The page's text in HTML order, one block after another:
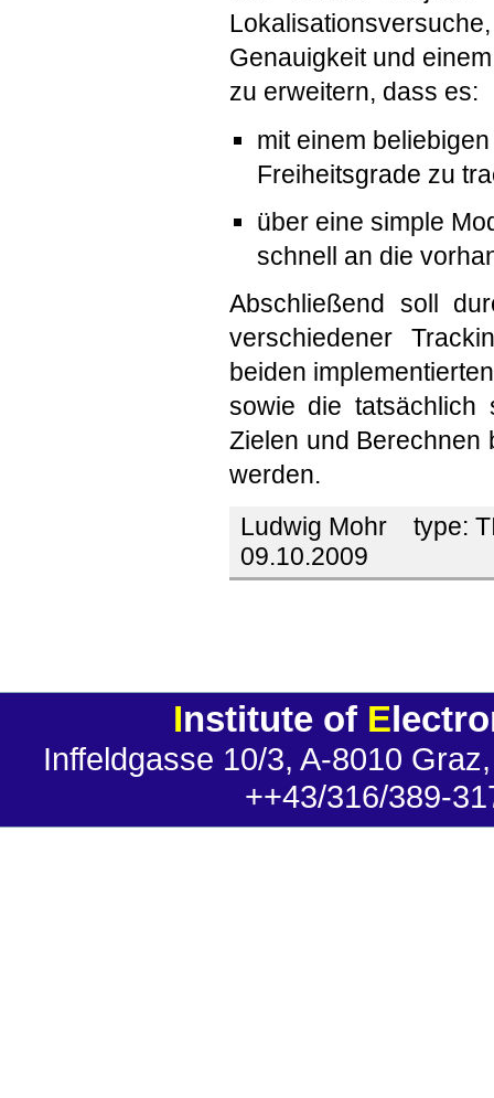
Genauigkeit und
zu erweitern, dass es:
mit einem
Freiheitsgrade zu
über eine simple
schnell an die
Abschließend soll
verschiedener
beiden
sowie die tatsächlich
Zielen und Berechnen
werden.
Ludwig Mohrtype:
09.10.2009
Institute of E
Inffeldgasse 10/3, A-8010
++43/316/389-